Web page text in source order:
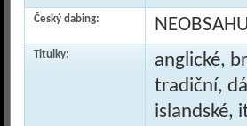
Český dabing:
Titulky:
anglické,
tradiční,
islandské,